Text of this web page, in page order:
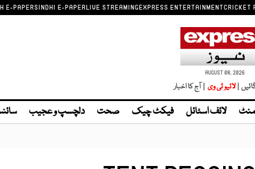
E-PAPERSINDHI E-PAPERLIVE STREAMINGEXPRESS ENTERTAINMENTCRICKET
AUGUST 08, 2026
| | آج کا اخبار
لائف اسٹائل فیکٹ چیک صحت دلچسپ و عجیب